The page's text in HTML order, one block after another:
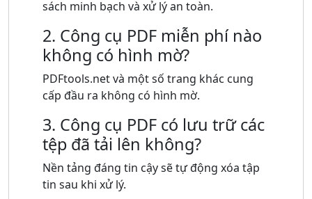
sách minh bạch và xử lý an toàn.
2. Công cụ PDF miễn phí nào
không có hình mờ?
PDFtools.net và một số trang khác cung
cấp đầu ra không có hình mờ.
3. Công cụ PDF có lưu trữ các
tệp đã tải lên không?
Nền tảng đáng tin cậy sẽ tự động xóa tập
tin sau khi xử lý.